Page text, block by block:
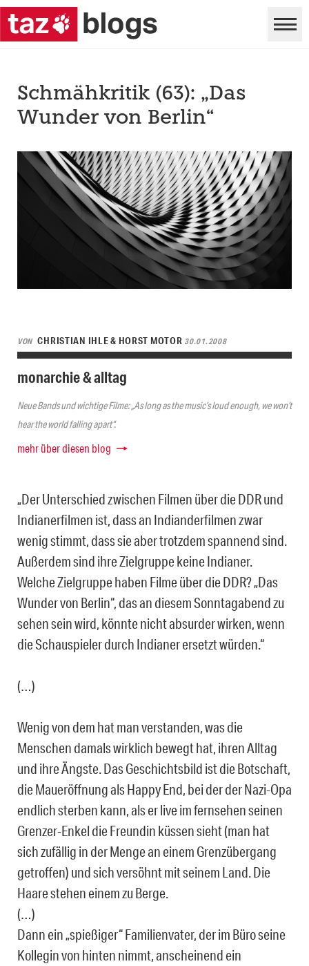
Schmähkritik (63): „Das
Wunder von Berlin“
VON CHRISTIAN IHLE & HORST MOTOR 30.01.2008
monarchie & alltag
Neue Bands und wichtige Filme: „As long as the music’s loud enough, we won’t
hear the world falling apart“.
mehr über diesen blog
„Der Unterschied zwischen Filmen über die DDR und
Indianerfilmen ist, dass an Indianderfilmen zwar
wenig stimmt, dass sie aber trotzdem spannend sind.
Außerdem sind ihre Zielgruppe keine Indianer.
Welche Zielgruppe haben Filme über die DDR? „Das
Wunder von Berlin“, das an diesem Sonntagabend zu
sehen sein wird, könnte nicht absurder wirken, wenn
die Schauspieler durch Indianer ersetzt würden.“
(…)
Wenig von dem hat man verstanden, was die
Menschen damals wirklich bewegt hat, ihren Alltag
und ihre Ängste. Das Geschichtsbild ist die Botschaft,
die Maueröffnung als Happy End, bei der der Nazi-Opa
endlich sterben kann, als er live im fernsehen seinen
Grenzer-Enkel die Freundin küssen sieht (man hat
sich zufällig in der Menge an einem Grenzübergang
getroffen) und sich versöhnt mit seinem Land. Die
Haare stehen einem zu Berge.
(…)
Dann ein „spießiger“ Familienvater, der im Büro seine
Kollegin von hinten nimmt, anscheinend ein